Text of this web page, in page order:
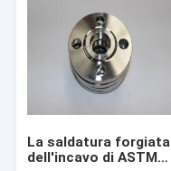
La saldatura forgiata
dell'incavo di ASTM